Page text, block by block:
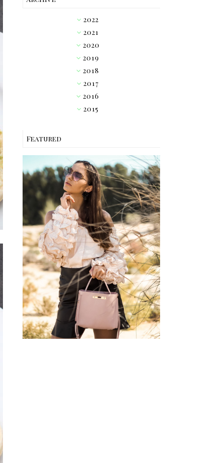
►2022
►2021
►2020
►2019
►2018
►2017
▼2016
►2015
Featured
OUTFIT // PINK RUFFLE
BLOUSE W/ HEART
SUNGLASSES